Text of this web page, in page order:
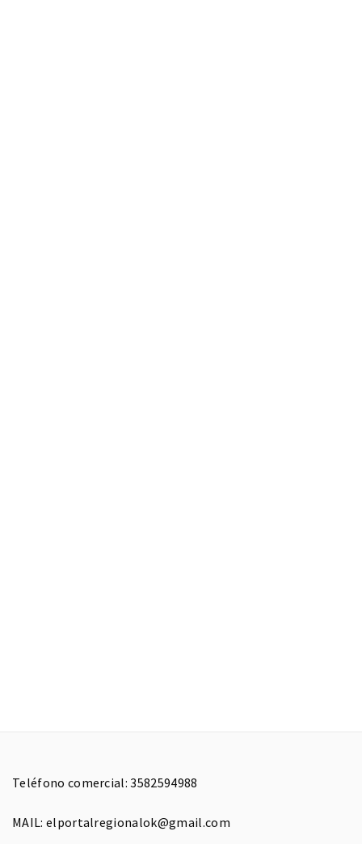
Teléfono comercial: 3582594988
MAIL: elportalregionalok@gmail.com